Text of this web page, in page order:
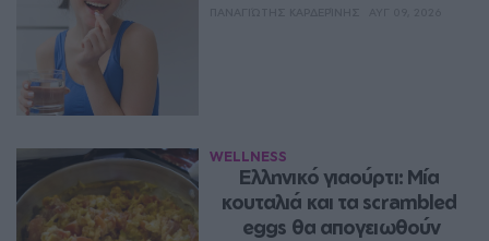
WELLNESS
Ελληνικό γιαούρτι: Μία
κουταλιά και τα scrambled
eggs θα απογειωθούν